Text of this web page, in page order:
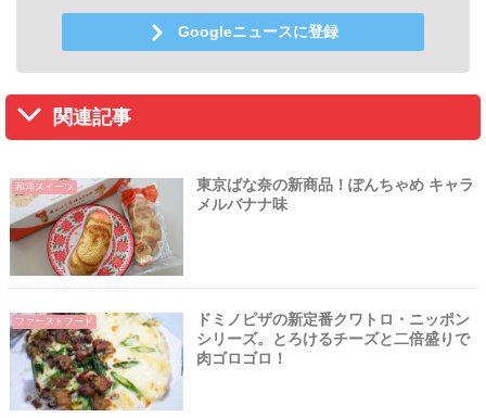
Googleニュースに登録
関連記事
和洋スイーツ
東京ばな奈の新商品！ぽんちゃめ キャラ
メルバナナ味
ファーストフード
ドミノピザの新定番クワトロ・ニッポン
シリーズ。とろけるチーズと二倍盛りで
肉ゴロゴロ！